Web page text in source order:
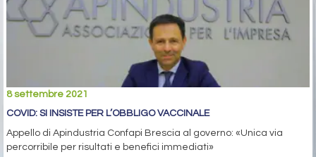
8 settembre 2021
COVID: SI INSISTE PER L’OBBLIGO VACCINALE
Appello di Apindustria Confapi Brescia al governo: «Unica via
percorribile per risultati e benefici immediati»